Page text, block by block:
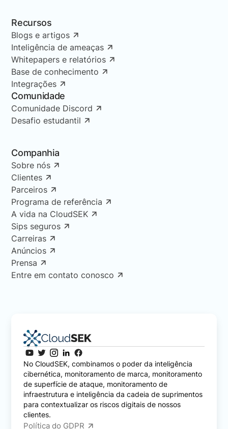
Recursos
Blogs e artigos
Inteligência de ameaças
Whitepapers e relatórios
Base de conhecimento
Integrações
Comunidade
Comunidade Discord
Desafio estudantil
Companhia
Sobre nós
Clientes
Parceiros
Programa de referência
A vida na CloudSEK
Sips seguros
Carreiras
Anúncios
Prensa
Entre em contato conosco
No CloudSEK, combinamos o poder da inteligência
cibernética, monitoramento de marca, monitoramento
de superfície de ataque, monitoramento de
infraestrutura e inteligência da cadeia de suprimentos
para contextualizar os riscos digitais de nossos
clientes.
Política do GDPR